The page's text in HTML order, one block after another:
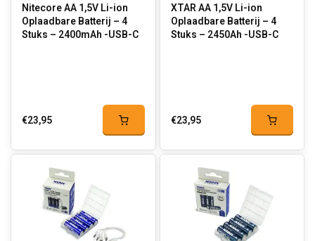
Nitecore AA 1,5V Li-ion
Oplaadbare Batterij – 4
Stuks – 2400mAh -USB-C
€23,95
XTAR AA 1,5V Li-ion
Oplaadbare Batterij – 4
Stuks – 2450Ah -USB-C
€23,95